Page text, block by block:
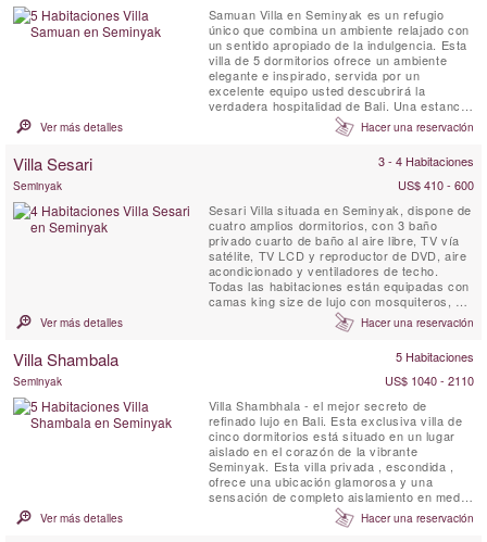
Samuan Villa en Seminyak es un refugio
único que combina un ambiente relajado con
un sentido apropiado de la indulgencia. Esta
villa de 5 dormitorios ofrece un ambiente
elegante e inspirado, servida por un
excelente equipo usted descubrirá la
verdadera hospitalidad de Bali. Una estancia
en Villa Samuan ayudarle a descansar el
alma y la mente con facilidad y comodidad.
entre Oriente y Occidente. Rodeado por la
Ver más detalles Hacer una reservación
Villa Sesari 3 - 4 Habitaciones
Seminyak
US$ 410 - 600
Sesari Villa situada en Seminyak, dispone de
cuatro amplios dormitorios, con 3 baño
privado cuarto de baño al aire libre, TV vía
satélite, TV LCD y reproductor de DVD, aire
acondicionado y ventiladores de techo.
Todas las habitaciones están equipadas con
camas king size de lujo con mosquiteros, y
están decoradas con gusto, con grandes
armarios y vistas a la piscina y al jardín.
Ver más detalles Hacer una reservación
Villa Shambala 5 Habitaciones
Seminyak
US$ 1040 - 2110
Villa Shambhala - el mejor secreto de
refinado lujo en Bali. Esta exclusiva villa de
cinco dormitorios está situado en un lugar
aislado en el corazón de la vibrante
Seminyak. Esta villa privada , escondida ,
ofrece una ubicación glamorosa y una
sensación de completo aislamiento en medio
de un amplio jardín tropical. Cinco
dormitorios situado en una amplia finca
Ver más detalles Hacer una reservación